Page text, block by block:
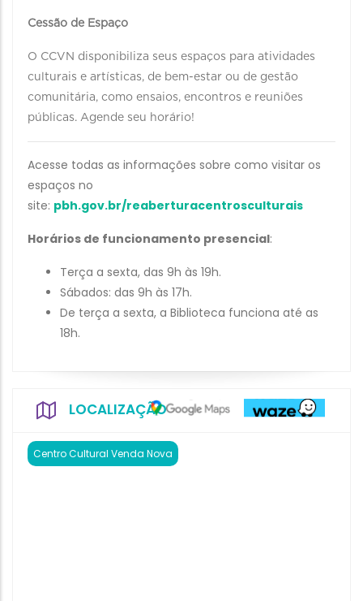
Cessão de Espaço
O CCVN disponibiliza seus espaços para atividades
culturais e artísticas, de bem-estar ou de gestão
comunitária, como ensaios, encontros e reuniões
públicas. Agende seu horário!
Acesse todas as informações sobre como visitar os
espaços no
site: pbh.gov.br/reaberturacentrosculturais
Horários de funcionamento presencial:
Terça a sexta, das 9h às 19h.
Sábados: das 9h às 17h.
De terça a sexta, a Biblioteca funciona até as
18h.
LOCALIZAÇÃO
Centro Cultural Venda Nova